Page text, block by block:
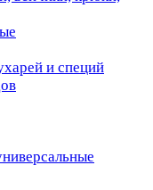
и специй